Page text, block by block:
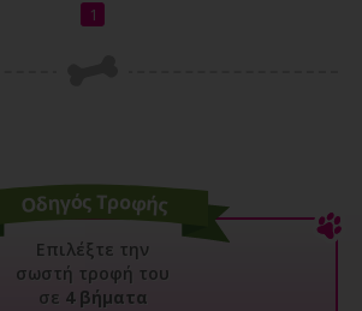
1
Επιλέξτε την
σωστή τροφή του
σε 4 βήματα